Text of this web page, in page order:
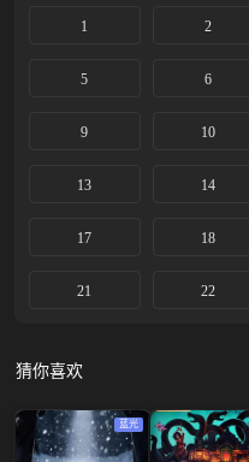
1 2
5 6
9 10
13 14
17 18
21 22
猜你喜欢
蓝光